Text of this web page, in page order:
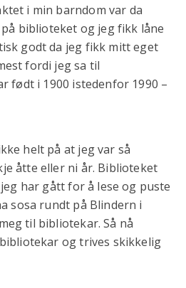
i min barndom var da
biblioteket og jeg fikk låne
godt da jeg fikk mitt eget
fordi jeg sa til
født i 1900 istedenfor 1990 –
helt på at jeg var så
åtte eller ni år. Biblioteket
har gått for å lese og puste
sosa rundt på Blindern i
til bibliotekar. Så nå
og trives skikkelig